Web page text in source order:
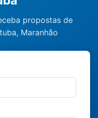
propostas de
Maranhão